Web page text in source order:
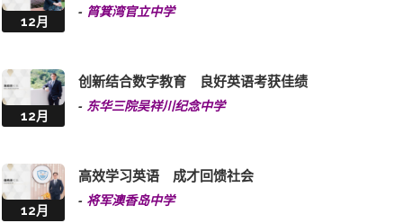
12月
- 筲箕湾官立中学
12月
创新结合数字教育 良好英语考获佳绩
- 东华三院吴祥川纪念中学
12月
高效学习英语 成才回馈社会
- 将军澳香岛中学